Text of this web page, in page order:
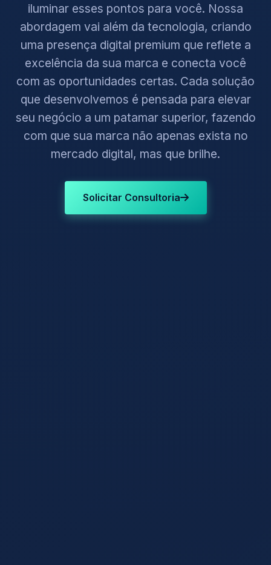
iluminar esses pontos para você. Nossa
abordagem vai além da tecnologia, criando
uma presença digital premium que reflete a
excelência da sua marca e conecta você
com as oportunidades certas. Cada solução
que desenvolvemos é pensada para elevar
seu negócio a um patamar superior, fazendo
com que sua marca não apenas exista no
mercado digital, mas que brilhe.
Solicitar Consultoria